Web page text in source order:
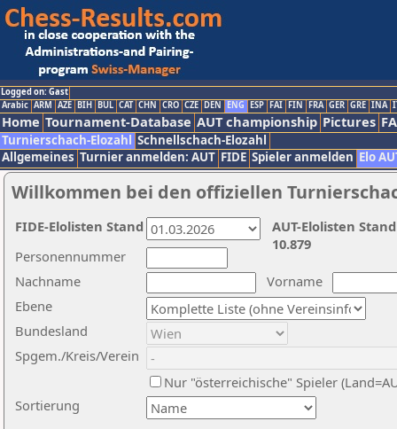
Logged on: Gast
Arabic ARM AZE BIH BUL CAT CHN CRO CZE DEN ENG ESP FAI FIN FRA GER GRE INA
Home Tournament-Database AUT championship Pictures
Turnierschach-Elozahl Schnellschach-Elozahl
Allgemeines Turnier anmelden: AUT FIDE Spieler anmelden Elo
Willkommen bei den offiziellen
Nachname
Vorname
Ebene
Sortierung
Personennummer
Bundesland
Spgem./Kreis/Verein
Nur "österreichische" Spieler
AUT-Elolisten
10.879
FIDE-Elolisten Stand